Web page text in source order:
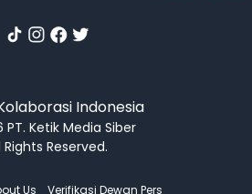
Indonesia
PT. Ketik Media Siber
Rights Reserved.
Us Verifikasi Dewan Pers